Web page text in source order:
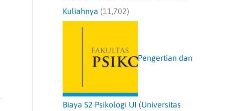
Kuliahnya (11,702)
Pengertian dan
Biaya S2 Psikologi UI (Universitas